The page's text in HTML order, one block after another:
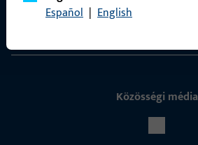
Español | EnglishKapcsolatfelvétel
Közösségi média